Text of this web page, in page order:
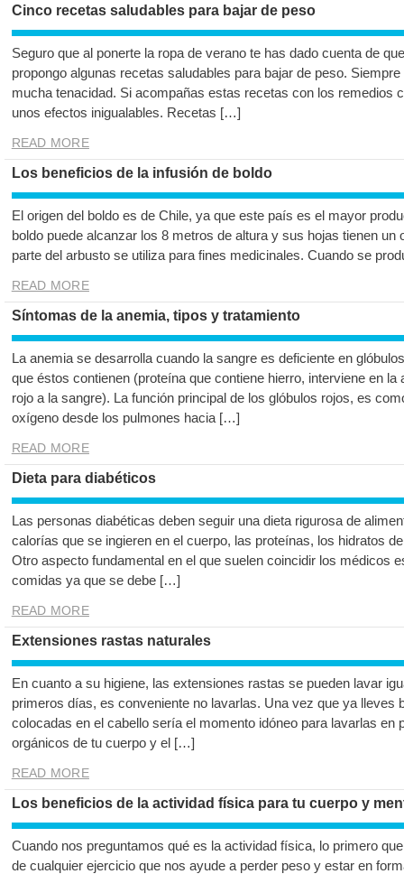
Cinco recetas saludables para bajar de peso
Seguro que al ponerte la ropa de verano te has dado cuenta de
propongo algunas recetas saludables para bajar de peso.
mucha tenacidad. Si acompañas estas recetas con los remedios
unos efectos inigualables. Recetas […]
READ MORE
Los beneficios de la infusión de boldo
El origen del boldo es de Chile, ya que este país es el mayor
boldo puede alcanzar los 8 metros de altura y sus hojas tienen un
parte del arbusto se utiliza para fines medicinales. Cuando se
READ MORE
Síntomas de la anemia, tipos y tratamiento
La anemia se desarrolla cuando la sangre es deficiente en
que éstos contienen (proteína que contiene hierro, interviene en
rojo a la sangre). La función principal de los glóbulos rojos, es
oxígeno desde los pulmones hacia […]
READ MORE
Dieta para diabéticos
Las personas diabéticas deben seguir una dieta rigurosa de
calorías que se ingieren en el cuerpo, las proteínas, los hidratos
Otro aspecto fundamental en el que suelen coincidir los médicos
comidas ya que se debe […]
READ MORE
Extensiones rastas naturales
En cuanto a su higiene, las extensiones rastas se pueden lavar
primeros días, es conveniente no lavarlas. Una vez que ya lleves
colocadas en el cabello sería el momento idóneo para lavarlas en
orgánicos de tu cuerpo y el […]
READ MORE
Los beneficios de la actividad física para tu cuerpo y
Cuando nos preguntamos qué es la actividad física, lo primero
de cualquier ejercicio que nos ayude a perder peso y estar en